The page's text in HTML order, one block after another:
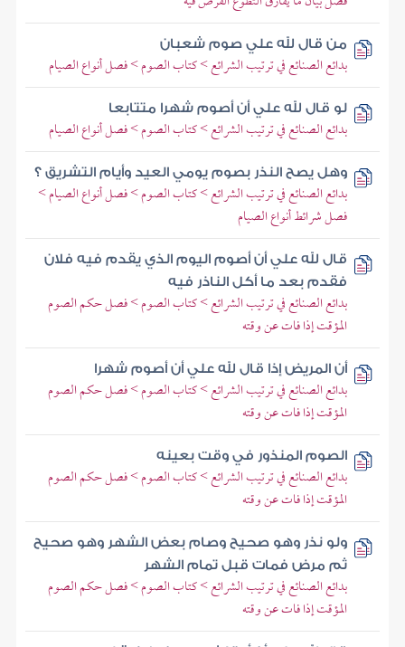
من قال لله علي صوم شعبان
بدائع الصنائع في ترتيب الشرائع > كتاب الصوم > فصل أنواع الصيام
لو قال لله علي أن أصوم شهرا متتابعا
بدائع الصنائع في ترتيب الشرائع > كتاب الصوم > فصل أنواع الصيام
وهل يصح النذر بصوم يومي العيد وأيام التشريق ؟
بدائع الصنائع في ترتيب الشرائع > كتاب الصوم > فصل أنواع الصيام >
فصل شرائط أنواع الصيام
قال لله علي أن أصوم اليوم الذي يقدم فيه فلان
فقدم بعد ما أكل الناذر فيه
بدائع الصنائع في ترتيب الشرائع > كتاب الصوم > فصل حكم الصوم
المؤقت إذا فات عن وقته
أن المريض إذا قال لله علي أن أصوم شهرا
بدائع الصنائع في ترتيب الشرائع > كتاب الصوم > فصل حكم الصوم
المؤقت إذا فات عن وقته
الصوم المنذور في وقت بعينه
بدائع الصنائع في ترتيب الشرائع > كتاب الصوم > فصل حكم الصوم
المؤقت إذا فات عن وقته
ولو نذر وهو صحيح وصام بعض الشهر وهو صحيح
ثم مرض فمات قبل تمام الشهر
بدائع الصنائع في ترتيب الشرائع > كتاب الصوم > فصل حكم الصوم
المؤقت إذا فات عن وقته